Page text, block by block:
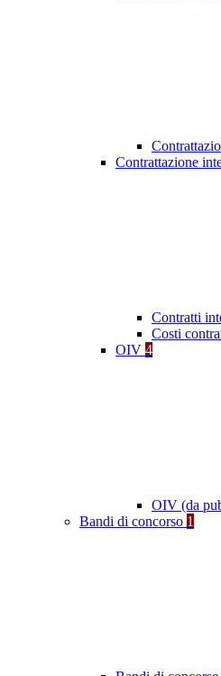
Contrattazione
Contratti
Costi
OIV 4
OIV (da
Bandi di concorso 1